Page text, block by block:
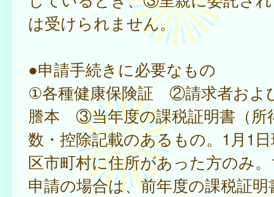
は受けられません。
●申請手続きに必要なもの
①各種健康保険証 ②請求者およ
謄本 ③当年度の課税証明書（所
数・控除記載のあるもの。1月1
区市町村に住所があった方のみ
申請の場合は、前年度の課税証